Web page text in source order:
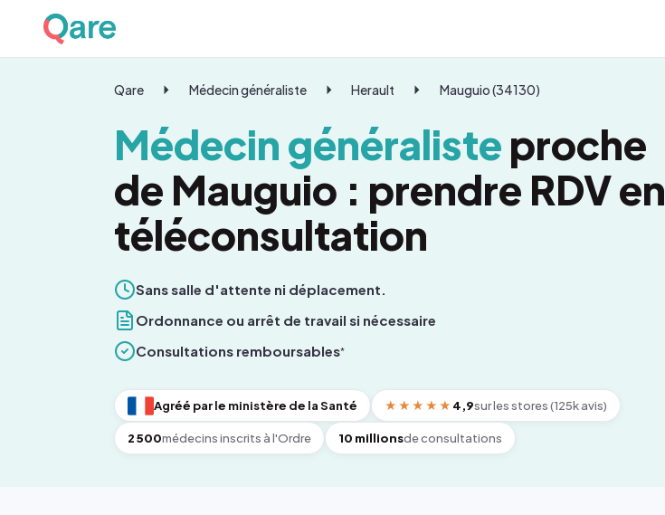
Qare Médecin généraliste Herault Mauguio (34130)
Médecin généralisteproche
de Mauguio : prendre RDV en
téléconsultation
Sans salle d'attente ni déplacement.
Ordonnance ou arrêt de travail si nécessaire
Consultations remboursables*
Agréé par le ministère de la Santé ★★★★★ 4,9sur les stores (125k avis)
2 500médecins inscrits à l'Ordre 10 millionsde consultations